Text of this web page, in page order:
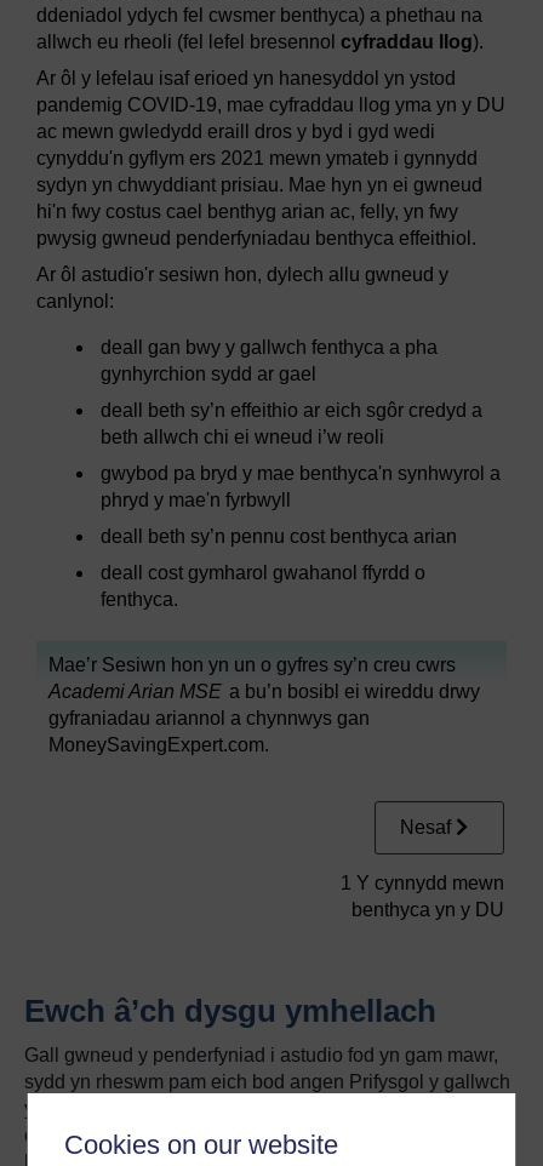
Cookies on our website
ddeniadol ydych fel cwsmer benthyca) a phethau na
allwch eu rheoli (fel lefel bresennol cyfraddau llog).
Ar ôl y lefelau isaf erioed yn hanesyddol yn ystod
pandemig COVID-19, mae cyfraddau llog yma yn y DU
ac mewn gwledydd eraill dros y byd i gyd wedi
cynyddu'n gyflym ers 2021 mewn ymateb i gynnydd
sydyn yn chwyddiant prisiau. Mae hyn yn ei gwneud
hi'n fwy costus cael benthyg arian ac, felly, yn fwy
pwysig gwneud penderfyniadau benthyca effeithiol.
Ar ôl astudio'r sesiwn hon, dylech allu gwneud y
canlynol:
deall gan bwy y gallwch fenthyca a pha
gynhyrchion sydd ar gael
deall beth sy’n effeithio ar eich sgôr credyd a
beth allwch chi ei wneud i’w reoli
gwybod pa bryd y mae benthyca'n synhwyrol a
phryd y mae'n fyrbwyll
deall beth sy’n pennu cost benthyca arian
deall cost gymharol gwahanol ffyrdd o
fenthyca.
Mae’r Sesiwn hon yn un o gyfres sy’n creu cwrs
Academi Arian MSE a bu’n bosibl ei wireddu drwy
gyfraniadau ariannol a chynnwys gan
MoneySavingExpert.com.
Nesaf
1 Y cynnydd mewn
benthyca yn y DU
Ewch â’ch dysgu ymhellach
Gall gwneud y penderfyniad i astudio fod yn gam mawr,
sydd yn rheswm pam eich bod angen Prifysgol y gallwch
ymddiried ynddi. Rydym wedi arloesi dysgu o bell ers
dros 50 o flynyddoedd, gan ddod â phrifysgol i chi lle